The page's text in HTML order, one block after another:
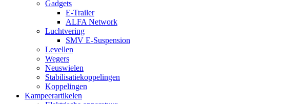
Gadgets
E-Trailer
ALFA Network
Luchtvering
SMV E-Suspension
Levellen
Wegers
Neuswielen
Stabilisatiekoppelingen
Koppelingen
Kampeerartikelen